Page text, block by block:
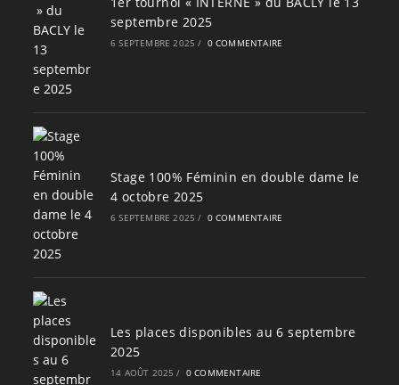
septembre 2025
6 SEPTEMBRE 2025 / 0 COMMENTAIRE
Stage 100% Féminin en double dame le
4 octobre 2025
6 SEPTEMBRE 2025 / 0 COMMENTAIRE
Les places disponibles au 6 septembre
2025
14 AOÛT 2025 / 0 COMMENTAIRE